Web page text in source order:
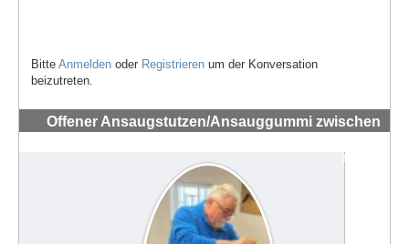
Bitte Anmelden oder Registrieren um der Konversation
beizutreten.
Offener Ansaugstutzen/Ansauggummi zwischen
#72238